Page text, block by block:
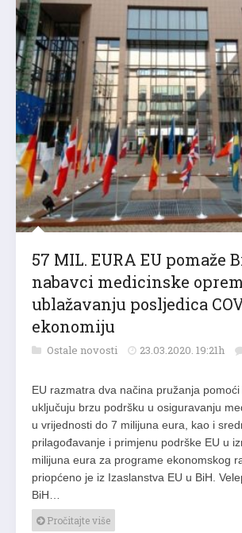
57 MIL. EURA EU pomaže
nabavci medicinske
ublažavanju posljedica
ekonomiju
Ostale novosti 23.03.2020. 19:21h
EU razmatra dva načina pružanja pomoći
uključuju brzu podršku u osiguravanju
u vrijednosti do 7 milijuna eura, kao i
prilagođavanje i primjenu podrške EU u
milijuna eura za programe ekonomskog
priopćeno je iz Izaslanstva EU u BiH.
BiH…
Pročitajte više